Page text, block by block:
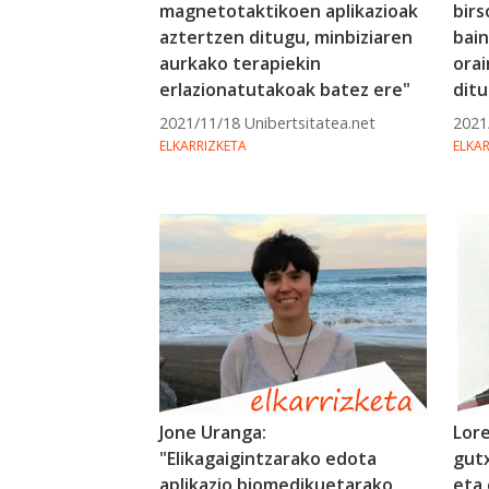
magnetotaktikoen aplikazioak
aztertzen ditugu, minbiziaren
aurkako terapiekin
erlazionatutakoak batez ere"
2021/11/18 Unibertsitatea.net
ELKARRIZKETA
Jone Uranga:
"Elikagaigintzarako edota